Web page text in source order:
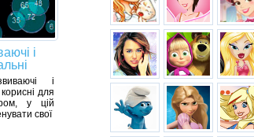
і
і
корисні для
у цій
свої